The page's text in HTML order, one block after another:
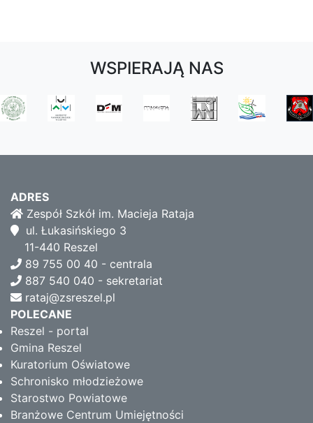
WSPIERAJĄ NAS
ADRES
Zespół Szkół im. Macieja Rataja
ul. Łukasińskiego 3
11-440 Reszel
89 755 00 40 - centrala
887 540 040 - sekretariat
rataj@zsreszel.pl
POLECANE
Reszel - portal
Gmina Reszel
Kuratorium Oświatowe
Schronisko młodzieżowe
Starostwo Powiatowe
Branżowe Centrum Umiejętności